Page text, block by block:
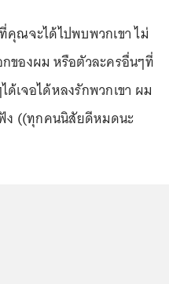
คุณจะได้ไปพบพวกเขา ไม่
ของผม หรือตัวละครอื่นๆที่
ด้เจอได้หลงรักพวกเขา ผม
ฟัง ((ทุกคนนิสัยดีหมดนะ